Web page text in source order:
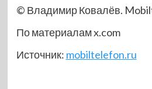
© Владимир Ковалёв.
По материалам x.com
Источник: mobiltelefon.ru